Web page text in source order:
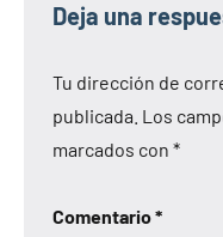
Deja una
Tu dirección de
publicada. Los
marcados con *
Comentario*